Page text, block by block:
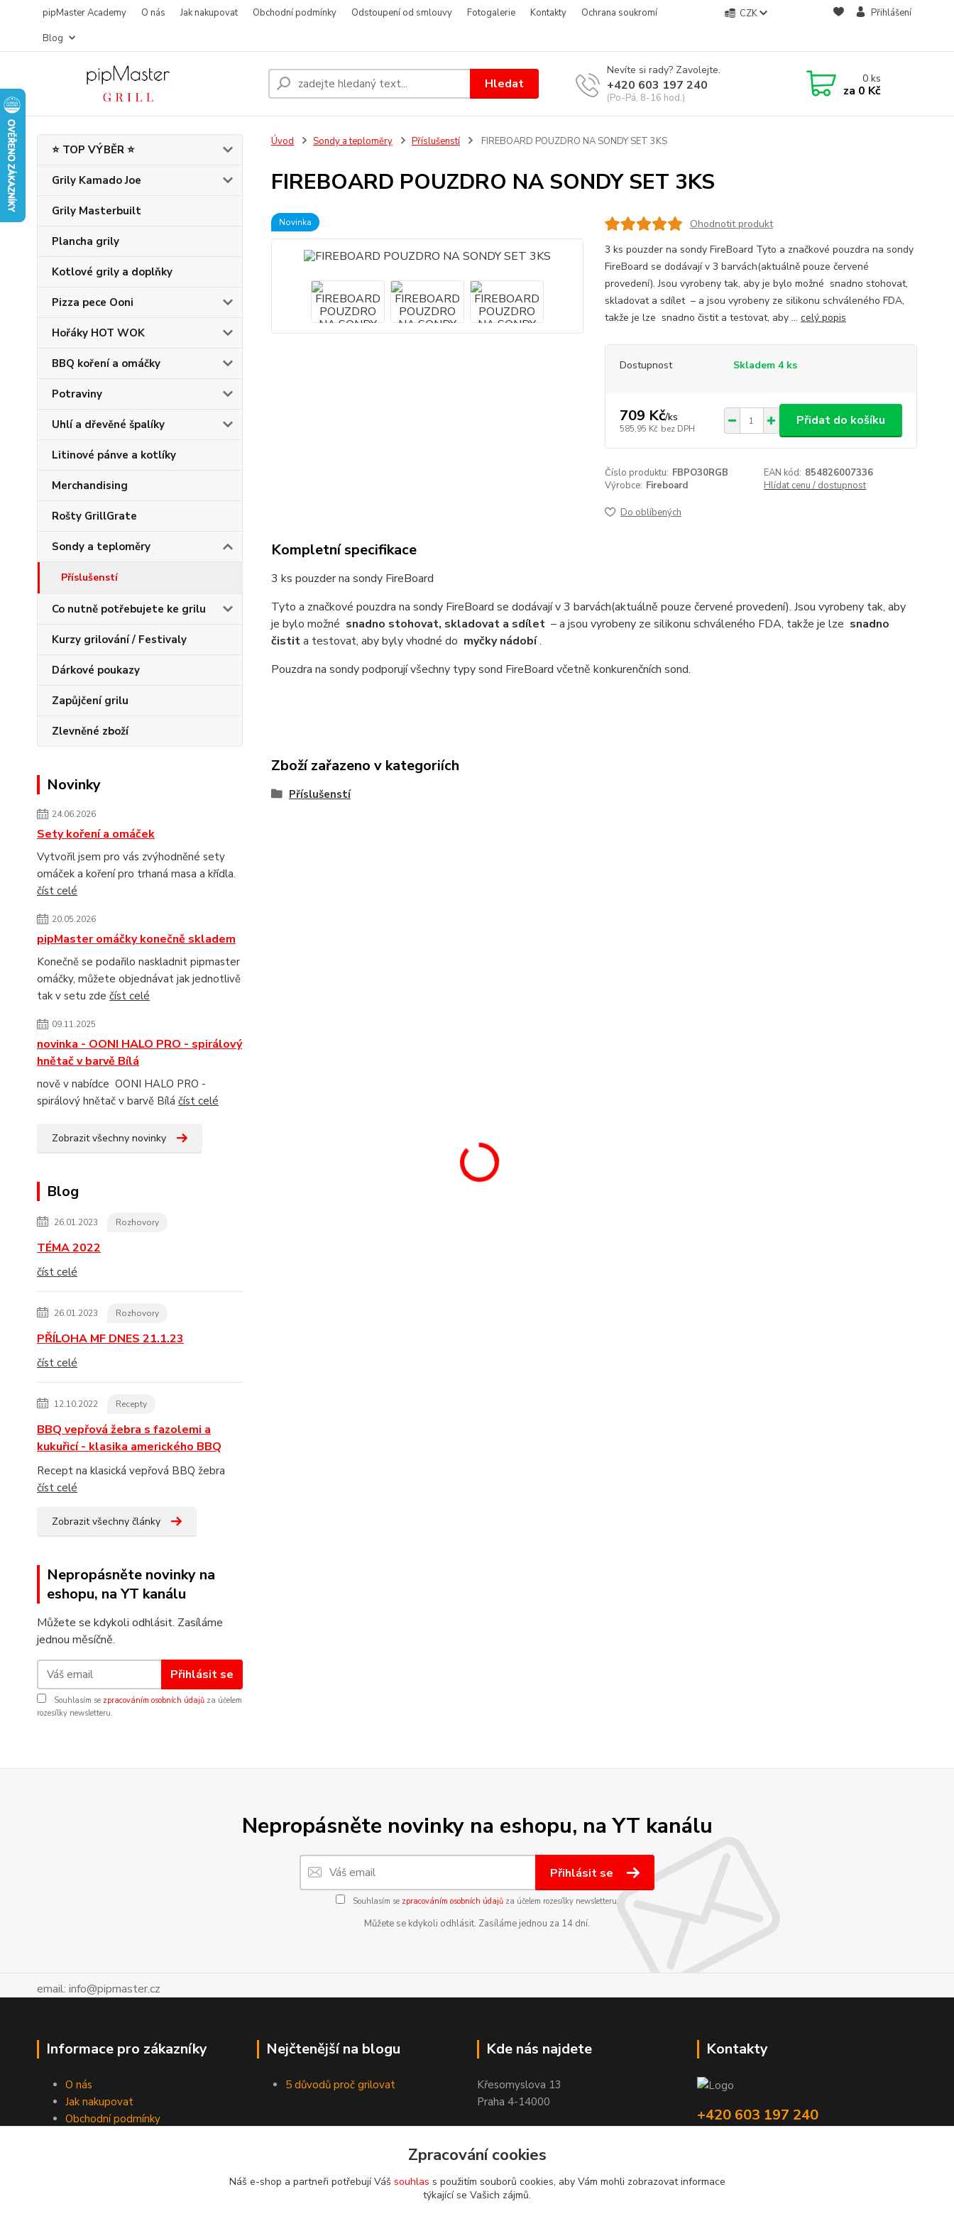
pipMaster Academy O nás Jak nakupovat Obchodní podmínky Odstoupení od smlouvy Fotogalerie Kontakty
Ochrana soukromí
Blog
CZK Přihlášení
Hledat
Nevíte si rady? Zavolejte.
+420 603 197 240
(Po-Pá, 8-16 hod.)
0ks
za 0 Kč
⭐ TOP VÝBĚR ⭐
Grily Kamado Joe
Grily Masterbuilt
Plancha grily
Kotlové grily a doplňky
Pizza pece Ooni
Hořáky HOT WOK
BBQ koření a omáčky
Potraviny
Uhlí a dřevěné špalíky
Litinové pánve a kotlíky
Merchandising
Rošty GrillGrate
Sondy a teploměry
Příslušenstí
Co nutně potřebujete ke grilu
Kurzy grilování / Festivaly
Dárkové poukazy
Zapůjčení grilu
Zlevněné zboží
Novinky
24.06.2026
Sety koření a omáček
Vytvořil jsem pro vás zvýhodněné sety
omáček a koření pro trhaná masa a křídla.
číst celé
20.05.2026
pipMaster omáčky konečně skladem
Konečně se podařilo naskladnit pipmaster
omáčky, můžete objednávat jak jednotlivě
tak v setu zde číst celé
09.11.2025
novinka - OONI HALO PRO - spirálový
hnětač v barvě Bílá
nově v nabídce OONI HALO PRO -
spirálový hnětač v barvě Bílá číst celé
Zobrazit všechny novinky
Blog
26.01.2023 Rozhovory
TÉMA 2022
číst celé
26.01.2023 Rozhovory
PŘÍLOHA MF DNES 21.1.23
číst celé
12.10.2022 Recepty
BBQ vepřová žebra s fazolemi a
kukuřicí - klasika amerického BBQ
Recept na klasická vepřová BBQ žebra
číst celé
Zobrazit všechny články
Nepropásněte novinky na
eshopu, na YT kanálu
Můžete se kdykoli odhlásit. Zasíláme
jednou měsíčně.
Přihlásit se
Souhlasím se zpracováním osobních údajů za účelem
rozesílky newsletteru.
Úvod Sondy a teploměry Příslušenstí FIREBOARD POUZDRO NA SONDY SET 3KS
FIREBOARD POUZDRO NA SONDY SET 3KS
Novinka
Ohodnotit produkt
3 ks pouzder na sondy FireBoard Tyto a značkové pouzdra na sondy
FireBoard se dodávají v 3 barvách(aktuálně pouze červené
provedení). Jsou vyrobeny tak, aby je bylo možné snadno stohovat,
skladovat a sdílet – a jsou vyrobeny ze silikonu schváleného FDA,
takže je lze snadno čistit a testovat, aby ... celý popis
Dostupnost Skladem 4 ks
709 Kč/ks
585,95 Kč bez DPH
Přidat do košíku
Číslo produktu: FBPO30RGB EAN kód: 854826007336
Výrobce: Fireboard Hlídat cenu / dostupnost
Do oblíbených
Kompletní specifikace
3 ks pouzder na sondy FireBoard
Tyto a značkové pouzdra na sondy FireBoard se dodávají v 3 barvách(aktuálně pouze červené provedení). Jsou vyrobeny tak, aby
je bylo možné snadno stohovat, skladovat a sdílet– a jsou vyrobeny ze silikonu schváleného FDA, takže je lze snadno
čistita testovat, aby byly vhodné do myčky nádobí.
Pouzdra na sondy podporují všechny typy sond FireBoard včetně konkurenčních sond.
Zboží zařazeno v kategoriích
Příslušenstí
Nepropásněte novinky na eshopu, na YT kanálu
Přihlásit se
Souhlasím se zpracováním osobních údajůza účelem rozesílky newsletteru.
Můžete se kdykoli odhlásit. Zasíláme jednou za 14 dní.
email: info@pipmaster.cz
Informace pro zákazníky
O nás
Jak nakupovat
Obchodní podmínky
Nejčtenější na blogu
5 důvodů proč grilovat
Kde nás najdete
Křesomyslova 13
Praha 4-14000
Kontakty
+420 603 197 240
Zpracování cookies
Náš e-shop a partneři potřebují Váš souhlas s použitím souborů cookies, aby Vám mohli zobrazovat informace
týkající se Vašich zájmů.